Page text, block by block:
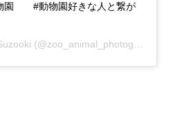
園 #動物園好きな人と繋が
(@zoo_animal_photographer) on